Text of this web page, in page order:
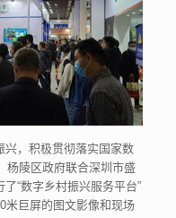
兴，积极贯彻落实国家数
杨陵区政府联合深圳市盛
“数字乡村振兴服务平台”
米巨屏的图文影像和现场